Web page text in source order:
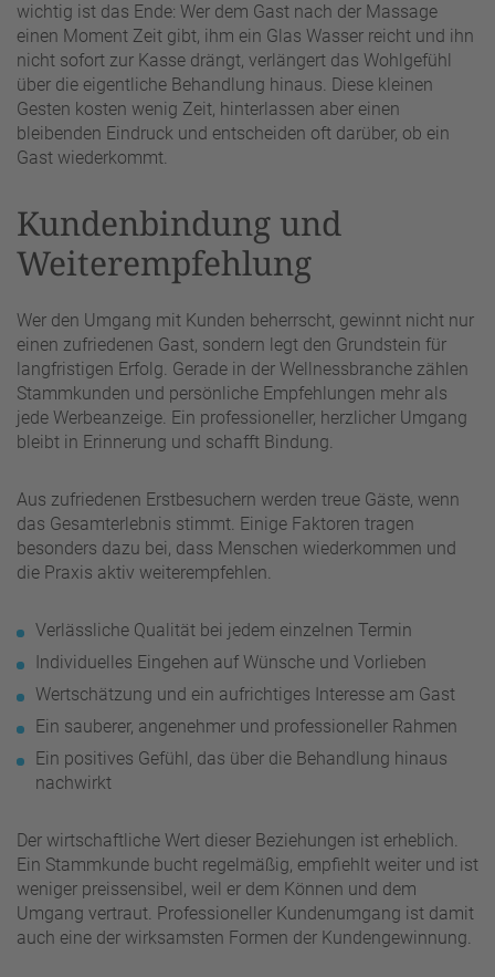
wichtig ist das Ende: Wer dem Gast nach der Massage
einen Moment Zeit gibt, ihm ein Glas Wasser reicht und ihn
nicht sofort zur Kasse drängt, verlängert das Wohlgefühl
über die eigentliche Behandlung hinaus. Diese kleinen
Gesten kosten wenig Zeit, hinterlassen aber einen
bleibenden Eindruck und entscheiden oft darüber, ob ein
Gast wiederkommt.
Kundenbindung und
Weiterempfehlung
Wer den Umgang mit Kunden beherrscht, gewinnt nicht nur
einen zufriedenen Gast, sondern legt den Grundstein für
langfristigen Erfolg. Gerade in der Wellnessbranche zählen
Stammkunden und persönliche Empfehlungen mehr als
jede Werbeanzeige. Ein professioneller, herzlicher Umgang
bleibt in Erinnerung und schafft Bindung.
Aus zufriedenen Erstbesuchern werden treue Gäste, wenn
das Gesamterlebnis stimmt. Einige Faktoren tragen
besonders dazu bei, dass Menschen wiederkommen und
die Praxis aktiv weiterempfehlen.
Verlässliche Qualität bei jedem einzelnen Termin
Individuelles Eingehen auf Wünsche und Vorlieben
Wertschätzung und ein aufrichtiges Interesse am Gast
Ein sauberer, angenehmer und professioneller Rahmen
Ein positives Gefühl, das über die Behandlung hinaus
nachwirkt
Der wirtschaftliche Wert dieser Beziehungen ist erheblich.
Ein Stammkunde bucht regelmäßig, empfiehlt weiter und ist
weniger preissensibel, weil er dem Können und dem
Umgang vertraut. Professioneller Kundenumgang ist damit
auch eine der wirksamsten Formen der Kundengewinnung.